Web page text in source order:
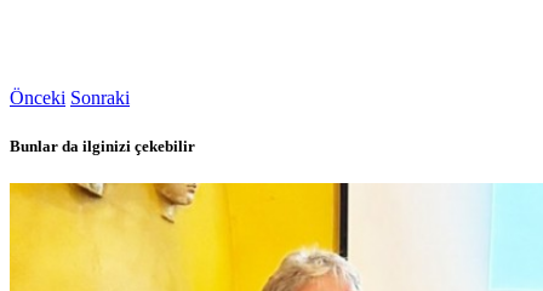
Önceki Sonraki
Bunlar da ilginizi çekebilir